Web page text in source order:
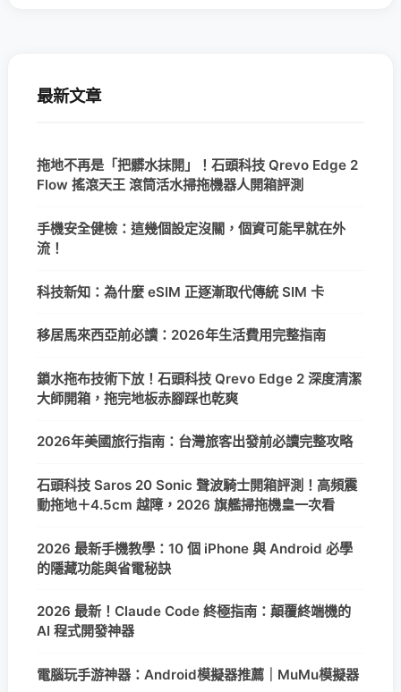
最新文章
拖地不再是「把髒水抹開」！石頭科技 Qrevo Edge 2
Flow 搖滾天王 滾筒活水掃拖機器人開箱評測
手機安全健檢：這幾個設定沒關，個資可能早就在外
流！
科技新知：為什麼 eSIM 正逐漸取代傳統 SIM 卡
移居馬來西亞前必讀：2026年生活費用完整指南
鎖水拖布技術下放！石頭科技 Qrevo Edge 2 深度清潔
大師開箱，拖完地板赤腳踩也乾爽
2026年美國旅行指南：台灣旅客出發前必讀完整攻略
石頭科技 Saros 20 Sonic 聲波騎士開箱評測！高頻震
動拖地＋4.5cm 越障，2026 旗艦掃拖機皇一次看
2026 最新手機教學：10 個 iPhone 與 Android 必學
的隱藏功能與省電秘訣
2026 最新！Claude Code 終極指南：顛覆終端機的
AI 程式開發神器
電腦玩手游神器：Android模擬器推薦｜MuMu模擬器